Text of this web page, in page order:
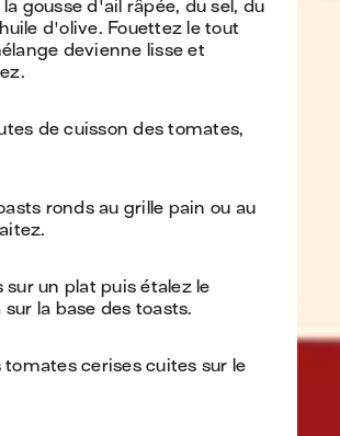
gousse d'ail râpée, du sel, du
d'olive. Fouettez le tout
devienne lisse et
de cuisson des tomates,
ronds au grille pain ou au
sur un plat puis étalez le
la base des toasts.
cerises cuites sur le